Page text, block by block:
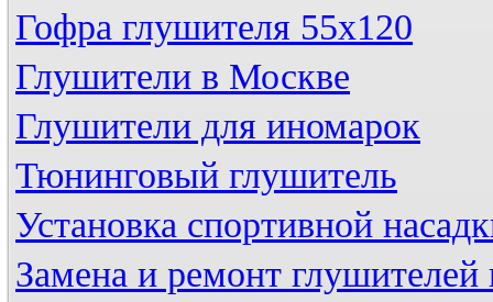
Гофра глушителя 55х120
Глушители в Москве
Глушители для иномарок
Тюнинговый глушитель
Установка спортивной
Замена и ремонт глушителей